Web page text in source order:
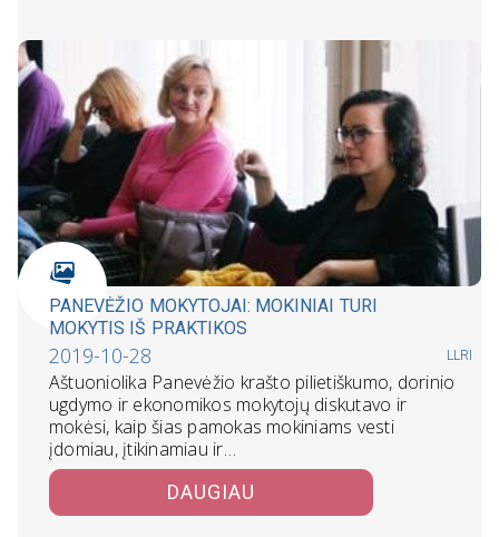
PANEVĖŽIO MOKYTOJAI: MOKINIAI TURI
MOKYTIS IŠ PRAKTIKOS
2019-10-28 LLRI
Aštuoniolika Panevėžio krašto pilietiškumo, dorinio
ugdymo ir ekonomikos mokytojų diskutavo ir
mokėsi, kaip šias pamokas mokiniams vesti
įdomiau, įtikinamiau ir…
DAUGIAU